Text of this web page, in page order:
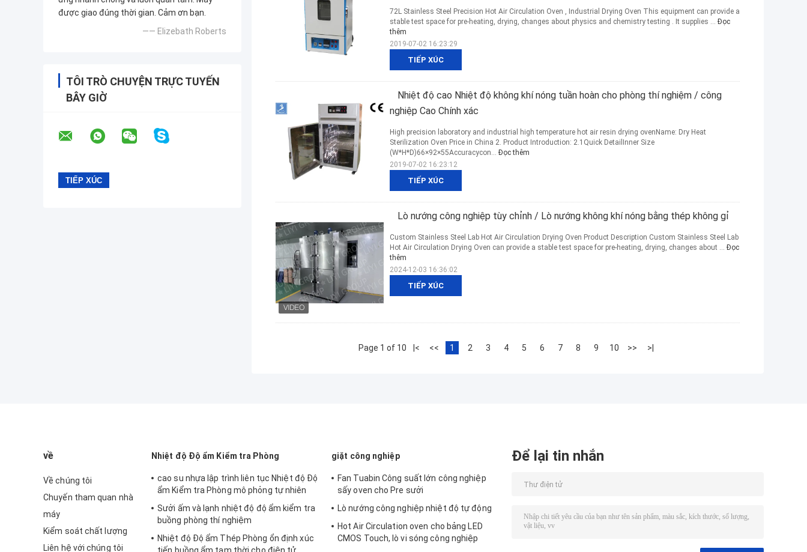
được giao đúng thời gian. Cảm ơn bạn.
—— Elizebath Roberts
TÔI TRÒ CHUYỆN TRỰC TUYẾN
BÂY GIỜ
TIẾP XÚC
72L Stainless Steel Precision Hot Air Circulation Oven , Industrial Drying Oven This equipment can provide a
stable test space for pre-heating, drying, changes about physics and chemistry testing . It supplies ... Đọc
thêm
2019-07-02 16:23:29
Nhiệt độ cao Nhiệt độ không khí nóng tuần hoàn cho phòng thí nghiệm / công
nghiệp Cao Chính xác
TIẾP XÚC
High precision laboratory and industrial high temperature hot air resin drying ovenName: Dry Heat
Sterilization Oven Price in China 2. Product Introduction:​ 2.1Quick DetailInner Size
(W*H*D)66×92×55Accuracycon... Đọc thêm
2019-07-02 16:23:12
Lò nướng công nghiệp tùy chỉnh / Lò nướng không khí nóng bằng thép không gỉ
TIẾP XÚC
Custom Stainless Steel Lab Hot Air Circulation Drying Oven Product Description Custom Stainless Steel Lab
Hot Air Circulation Drying Oven can provide a stable test space for pre-heating, drying, changes about ... Đọc
thêm
2024-12-03 16:36:02
Page 1 of 10 |< << 1 2 3 4 5 6 7 8 9 10 >> >|
về
Về chúng tôi
Chuyến tham quan nhà
máy
Kiểm soát chất lượng
Liên hệ với chúng tôi
Nhiệt độ Độ ẩm Kiểm tra Phòng
cao su nhựa lập trình liên tục Nhiệt độ Độ
ẩm Kiểm tra Phòng mô phỏng tự nhiên
Sưởi ấm và lạnh nhiệt độ độ ẩm kiểm tra
buồng phòng thí nghiệm
Nhiệt độ Độ ẩm Thép Phòng ổn định xúc
giặt công nghiệp
Fan Tuabin Công suất lớn công nghiệp
sấy oven cho Pre sưởi
Lò nướng công nghiệp nhiệt độ tự động
Hot Air Circulation oven cho bảng LED
CMOS Touch, lò vi sóng công nghiệp
Để lại tin nhắn